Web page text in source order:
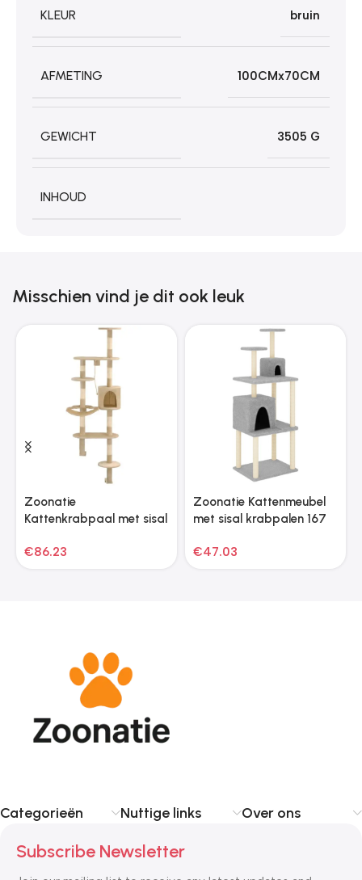
KLEUR bruin
AFMETING 100CMx70CM
GEWICHT 3505 G
INHOUD
Misschien vind je dit ook leuk
Zoonatie
Kattenkrabpaal met sisal
wandmontage 194 cm
€86.23
Zoonatie Kattenmeubel
met sisal krabpalen 167
€47.03
Categorieën Nuttige links Over ons
Subscribe Newsletter